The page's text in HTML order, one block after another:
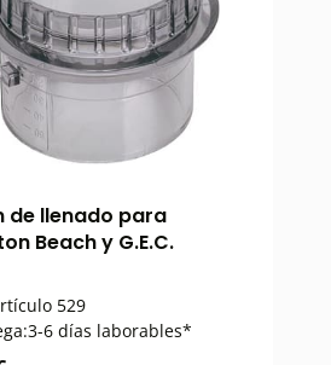
de llenado para
Beach y G.E.C.
529
3-6 días laborables*